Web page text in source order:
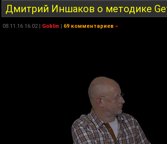
Дмитрий Иншаков о методике
08.11.16 16:02 | Goblin | 69 комментариев »